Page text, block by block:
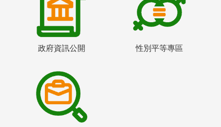
政府資訊公開 性別平等專區